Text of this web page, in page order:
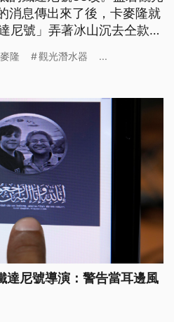
消息傳出來了後，卡麥隆就
尼號」弄著冰山沉去仝款，
隆 觀光潛水器 ...
達尼號導演：警告當耳邊風